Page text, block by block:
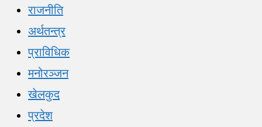
राजनीति
अर्थतन्त्र
प्राविधिक
मनोरञ्जन
खेलकुद
प्रदेश